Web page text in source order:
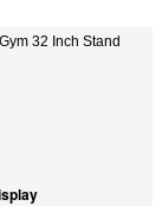
32 Inch Stand